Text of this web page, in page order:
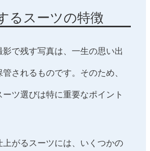
るスーツの特徴
で残す写真は、一生の思い出
されるものです。そのため、
ツ選びは特に重要なポイント
上がるスーツには、いくつかの